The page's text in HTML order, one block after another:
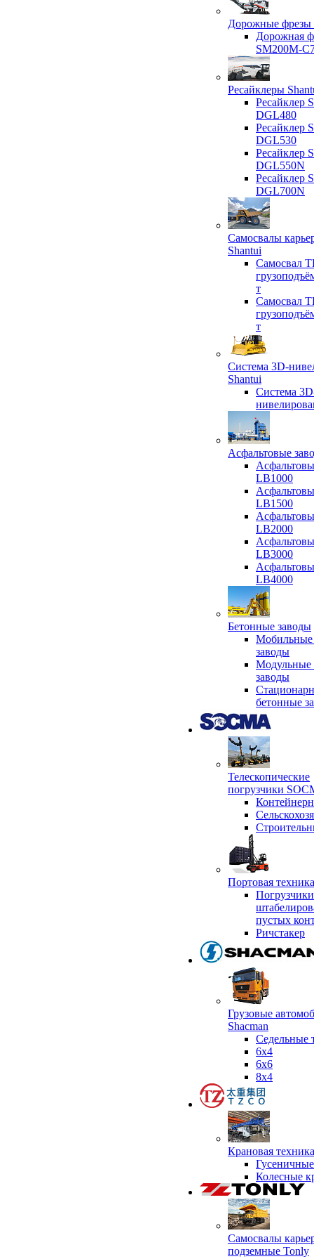
Дорожные фрезы
Дорожная
SM200M-
Ресайклеры
Ресайклер
DGL480
Ресайклер
DGL530
Ресайклер
DGL550N
Ресайклер
DGL700N
Самосвалы
Shantui
Самосвал
т
Самосвал
т
Система 3D-
Shantui
Система
Асфальтовые
LB1000
LB1500
LB2000
LB3000
LB4000
Бетонные заводы
Мобильные
заводы
Модульные
заводы
бетонные
Телескопические
погрузчики
Портовая
пустых
Ричстакер
Грузовые
Shacman
Седельные
6х4
6x6
8x4
Крановая
Колесные
Самосвалы
подземные Tonly